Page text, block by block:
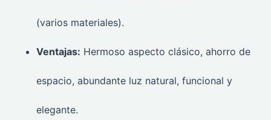
(varios materiales).
Ventajas: Hermoso aspecto clásico, ahorro de
espacio, abundante luz natural, funcional y
elegante.